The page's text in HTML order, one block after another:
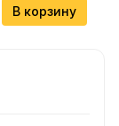
В корзину